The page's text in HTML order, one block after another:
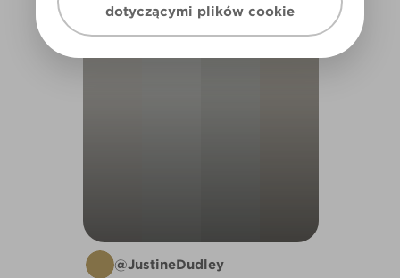
dotyczącymi plików cookie
1
@JustineDudley